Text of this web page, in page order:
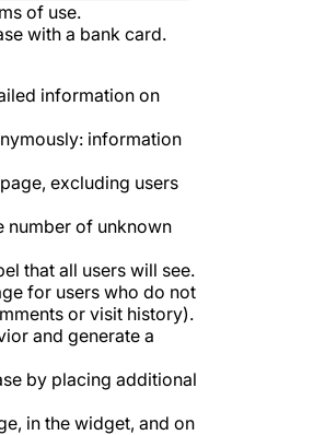
of use.
with a bank card.
information on
information
excluding users
number of unknown
that all users will see.
for users who do not
or visit history).
and generate a
by placing additional
in the widget, and on